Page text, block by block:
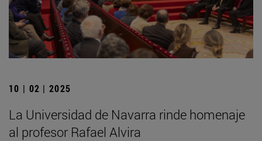
10 | 02 | 2025
La Universidad de Navarra rinde homenaje
al profesor Rafael Alvira